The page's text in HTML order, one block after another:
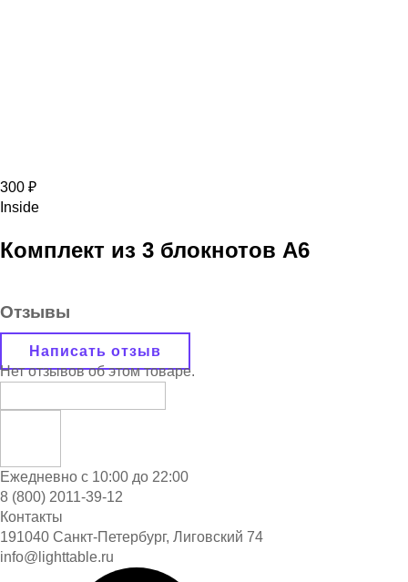
300 ₽
Inside
Комплект из 3 блокнотов А6
Отзывы
Написать отзыв
Нет отзывов об этом товаре.
Ежедневно с 10:00 до 22:00
8 (800) 2011-39-12
Контакты
191040 Санкт-Петербург, Лиговский 74
info@lighttable.ru